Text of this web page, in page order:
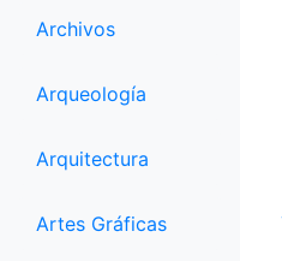
Archivos
Arqueología
Arquitectura
Artes Gráficas